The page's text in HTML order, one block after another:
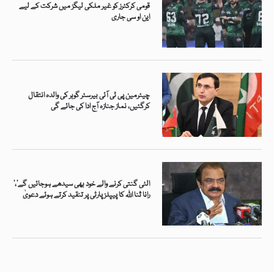
قومی کرکٹرز کو غیر ملکی لیگز میں شرکت کے لیے
این او سی جاری
چیئرمین پی ٹی آئی بیرسٹر گوہر کی والدہ انتقال
کرگئیں، نماز جنازہ آج ادا کی جائے گی
’الٹی گنتی کرنے والے خود بھی سیدھے ہوجائیں گے‘،
رانا ثنا اللہ کا پیپلز پارٹی پر تنقید کرتے ہوئے دعویٰ